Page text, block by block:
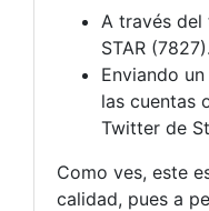
A través
STAR (7827).
Enviando
las cuentas
Twitter de
Como ves, este
calidad, pues a